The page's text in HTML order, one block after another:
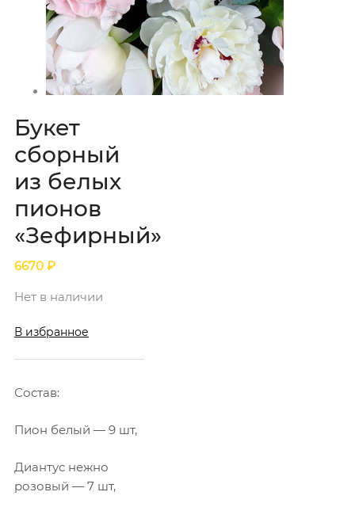
Букет
сборный
из белых
пионов
«Зефирный»
6670 ₽
Нет в наличии
В избранное
Состав:
Пион белый — 9 шт,
Диантус нежно
розовый — 7 шт,